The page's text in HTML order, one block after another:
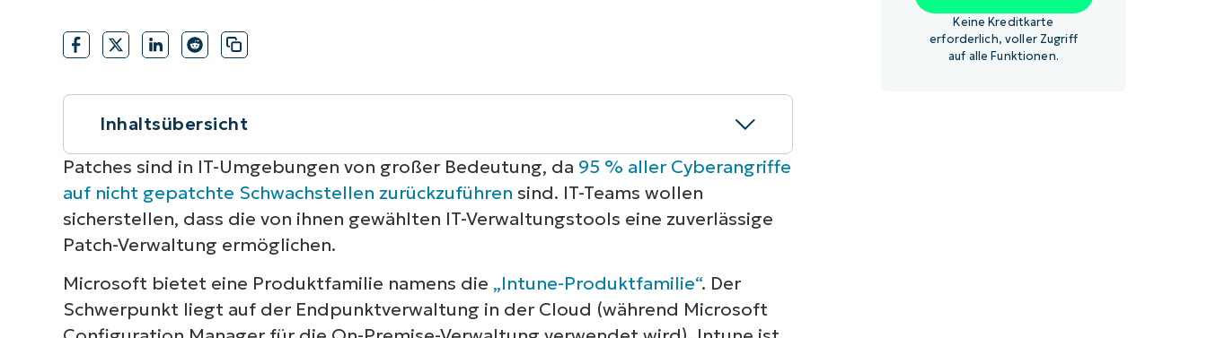
VERTRIEB KONTAKTIEREN
ROADMAP
PLATTFORM
VERTRIEB KONTAKTIEREN
VERTRIEB KONTAKTIEREN
Inhaltsübersicht
Kurzüberblick
Verfügt Microsoft Intune über eine Patch-Verwaltung?
Für wen ist das Patch-Management von Microsoft Intune geeignet?
Vergleich zwischen Intune und NinjaOne Patch Management
Patches sind in IT-Umgebungen von großer Bedeutung, da 95 % aller Cyberangriffe
auf nicht gepatchte Schwachstellen zurückzuführen sind. IT-Teams wollen
sicherstellen, dass die von ihnen gewählten IT-Verwaltungstools eine zuverlässige
Patch-Verwaltung ermöglichen.
Microsoft bietet eine Produktfamilie namens die „Intune-Produktfamilie“. Der
Schwerpunkt liegt auf der Endpunktverwaltung in der Cloud (während Microsoft
Keine Kreditkarte
erforderlich, voller Zugriff
auf alle Funktionen.